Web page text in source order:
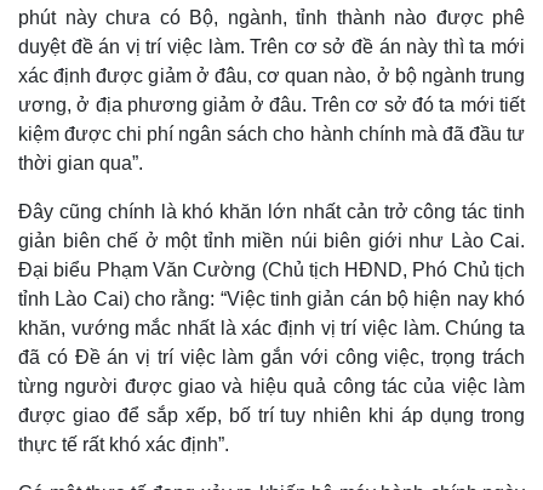
phút này chưa có Bộ, ngành, tỉnh thành nào được phê
duyệt đề án vị trí việc làm. Trên cơ sở đề án này thì ta mới
xác định được giảm ở đâu, cơ quan nào, ở bộ ngành trung
ương, ở địa phương giảm ở đâu. Trên cơ sở đó ta mới tiết
kiệm được chi phí ngân sách cho hành chính mà đã đầu tư
thời gian qua”.
Đây cũng chính là khó khăn lớn nhất cản trở công tác tinh
giản biên chế ở một tỉnh miền núi biên giới như Lào Cai.
Đại biểu Phạm Văn Cường (Chủ tịch HĐND, Phó Chủ tịch
tỉnh Lào Cai) cho rằng: “Việc tinh giản cán bộ hiện nay khó
khăn, vướng mắc nhất là xác định vị trí việc làm. Chúng ta
đã có Đề án vị trí việc làm gắn với công việc, trọng trách
từng người được giao và hiệu quả công tác của việc làm
được giao để sắp xếp, bố trí tuy nhiên khi áp dụng trong
thực tế rất khó xác định”.